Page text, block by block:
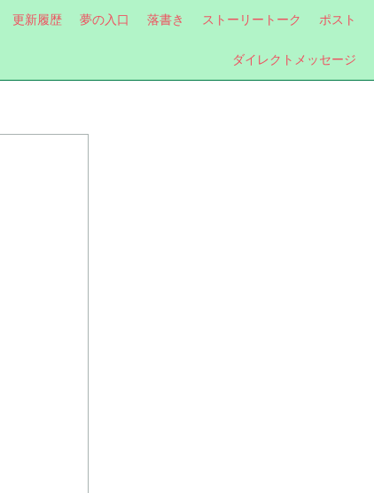
更新履歴 夢の入口 落書き ストーリートーク ポスト
ダイレクトメッセージ